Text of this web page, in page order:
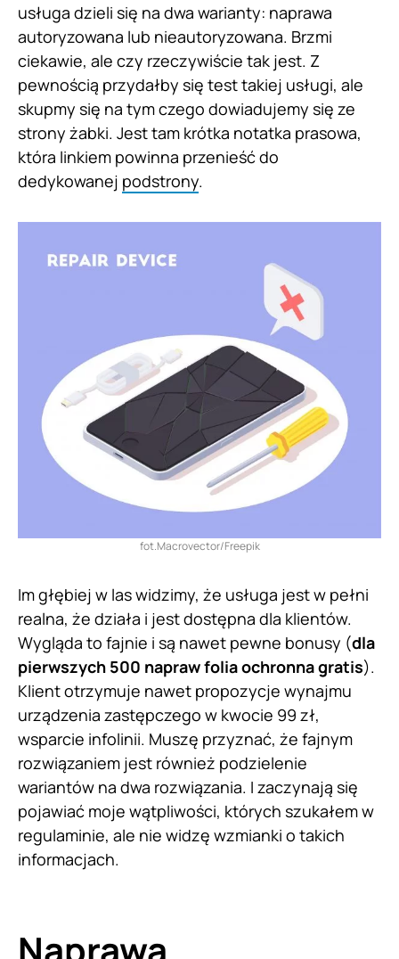
usługa dzieli się na dwa warianty: naprawa
autoryzowana lub nieautoryzowana. Brzmi
ciekawie, ale czy rzeczywiście tak jest. Z
pewnością przydałby się test takiej usługi, ale
skupmy się na tym czego dowiadujemy się ze
strony żabki. Jest tam krótka notatka prasowa,
która linkiem powinna przenieść do
dedykowanej podstrony.
fot.Macrovector/Freepik
Im głębiej w las widzimy, że usługa jest w pełni
realna, że działa i jest dostępna dla klientów.
Wygląda to fajnie i są nawet pewne bonusy (dla
pierwszych 500 napraw folia ochronna gratis).
Klient otrzymuje nawet propozycje wynajmu
urządzenia zastępczego w kwocie 99 zł,
wsparcie infolinii. Muszę przyznać, że fajnym
rozwiązaniem jest również podzielenie
wariantów na dwa rozwiązania. I zaczynają się
pojawiać moje wątpliwości, których szukałem w
regulaminie, ale nie widzę wzmianki o takich
informacjach.